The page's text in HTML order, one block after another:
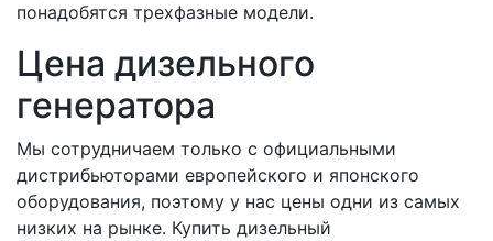
понадобятся трехфазные модели.
Цена дизельного
генератора
Мы сотрудничаем только с официальными
дистрибьюторами европейского и японского
оборудования, поэтому у нас цены одни из самых
низких на рынке. Купить дизельный